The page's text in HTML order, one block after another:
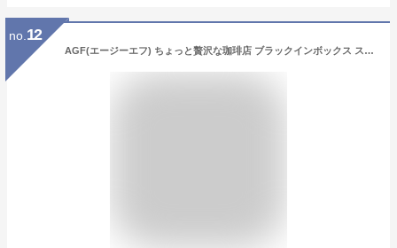
no. 12
AGF(エージーエフ) ちょっと贅沢な珈琲店 ブラックインボックス スティックブラック 産地アソート 【 プチギフト 】【 スティックコーヒー 詰め合わせ 】【ブラジル・ブレンド、モカ・ブレンド各15本、コロンビア・ブレンド、キリマンジャロ・ブレンド各10本】 50個 (x 1)